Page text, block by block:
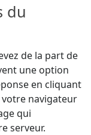
du
de la part de
une option
en cliquant
votre navigateur
qui
serveur.